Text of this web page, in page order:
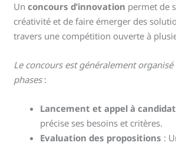
Unconcours d’innovation permet de
créativité et de faire émerger des
travers une compétition ouverte à
Le concours est généralement
phases:
Lancement et appel à
précise ses besoins et critères.
Evaluation des propositions :